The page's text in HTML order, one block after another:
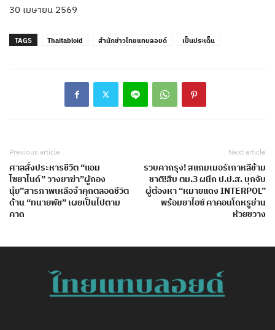
30 เมษายน 2569
TAGS Thaitabloid สำนักข่าวไทยแทบลอยด์ เป็นประเด็น
Previous article
ศาลสั่งประหารชีวิต “แอม
ไซยาไนด์” วางยาฆ่า”ผู้กอง
นุ้ย”สารภาพเหลือจำคุกตลอดชีวิต
ด้าน “ทนายพัช” เผยเป็นไปตาม
คาด
Next article
รวบคากรุง! สแกมเมอร์เกาหลีข้าม
ชาติ!สืบ ตม.3 ผนึก ป.ป.ส. บุกจับ
ผู้ต้องหา “หมายแดง INTERPOL”
พร้อมยาไอซ์ คาคอนโดหรูย่าน
ห้วยขวาง